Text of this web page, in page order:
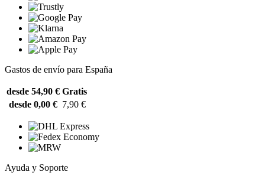
Gastos de envío para España
desde 54,90 € Gratis
desde 0,00 € 7,90 €
Ayuda y Soporte